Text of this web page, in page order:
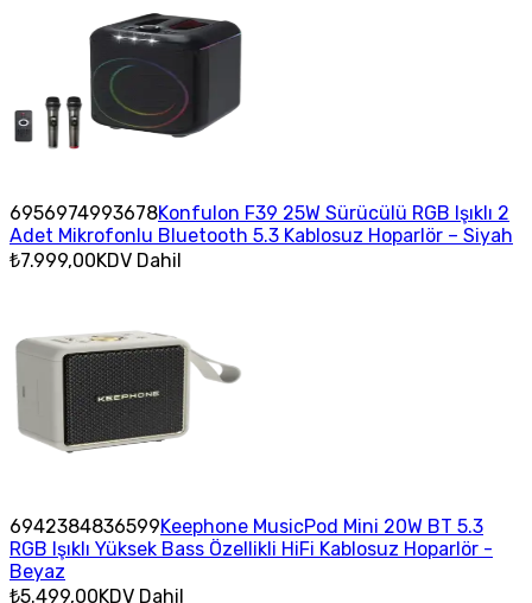
6956974993678Konfulon F39 25W Sürücülü RGB Işıklı 2
Adet Mikrofonlu Bluetooth 5.3 Kablosuz Hoparlör – Siyah
₺7.999,00KDV Dahil
6942384836599Keephone MusicPod Mini 20W BT 5.3
RGB Işıklı Yüksek Bass Özellikli HiFi Kablosuz Hoparlör -
Beyaz
₺5.499,00KDV Dahil